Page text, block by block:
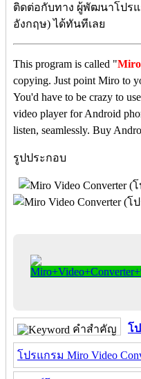
ติดต่อกับทาง ผู้พัฒนาโปรแก
อังกฤษ) ได้ทันทีเลย
This program is called "
copying. Just point Miro to
You'd have to be crazy to
video player for Android
listen, seamlessly. Buy
รูปประกอบ
คำสำคัญ โ
โปรแกรม Miro Video